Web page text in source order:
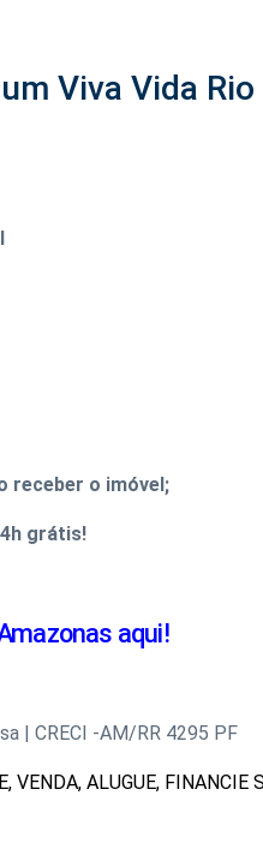
Viva Vida
receber o imóvel;
grátis!
aqui!
| CRECI -AM/RR 4295 PF
VENDA, ALUGUE, FINANCIE